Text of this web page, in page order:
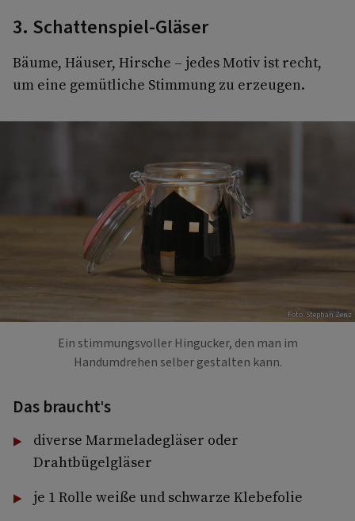
3. Schattenspiel-Gläser
Bäume, Häuser, Hirsche – jedes Motiv ist recht,
um eine gemütliche Stimmung zu erzeugen.
Foto: Stephan Zenz
Ein stimmungsvoller Hingucker, den man im
Handumdrehen selber gestalten kann.
Das braucht's
diverse Marmeladegläser oder
Drahtbügelgläser
je 1 Rolle weiße und schwarze Klebefolie